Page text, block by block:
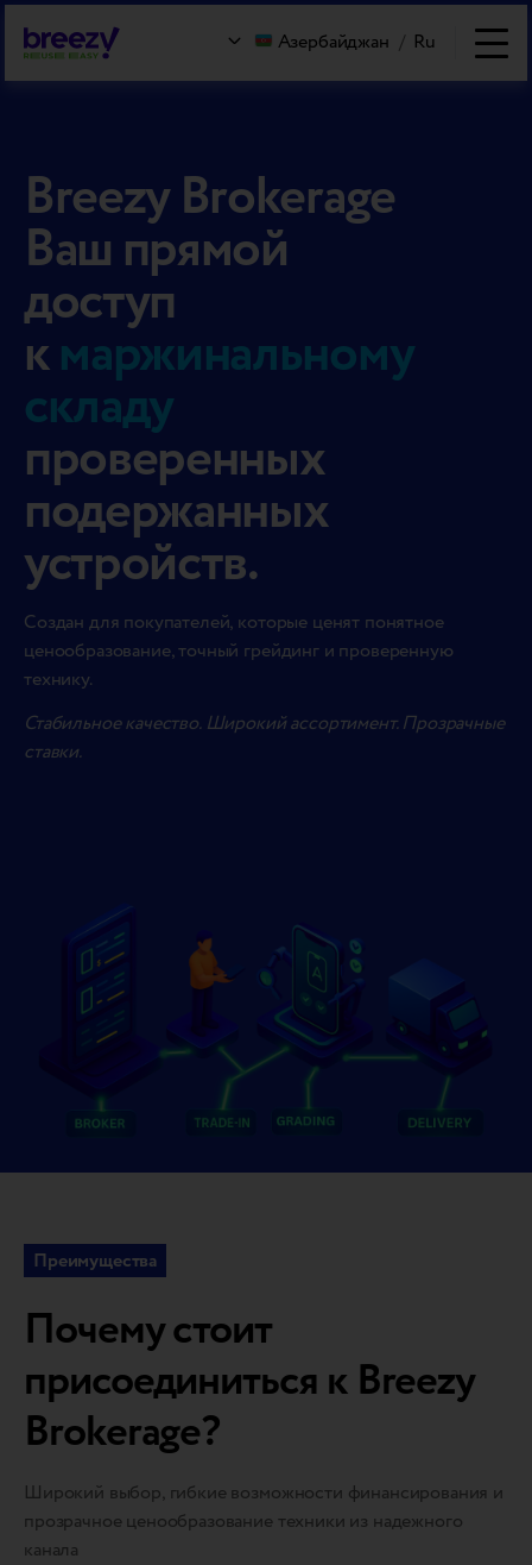
Азербайджан / Ru
Breezy Brokerage
Ваш прямой
доступ
кмаржинальному
складу
проверенных
подержанных
устройств.
Создан для покупателей, которые ценят понятное
ценообразование, точный грейдинг и проверенную
технику.
Стабильное качество. Широкий ассортимент. Прозрачные
ставки.
Преимущества
Почему стоит
присоединиться к Breezy
Brokerage?
Широкий выбор, гибкие возможности финансирования и
прозрачное ценообразование техники из надежного
канала